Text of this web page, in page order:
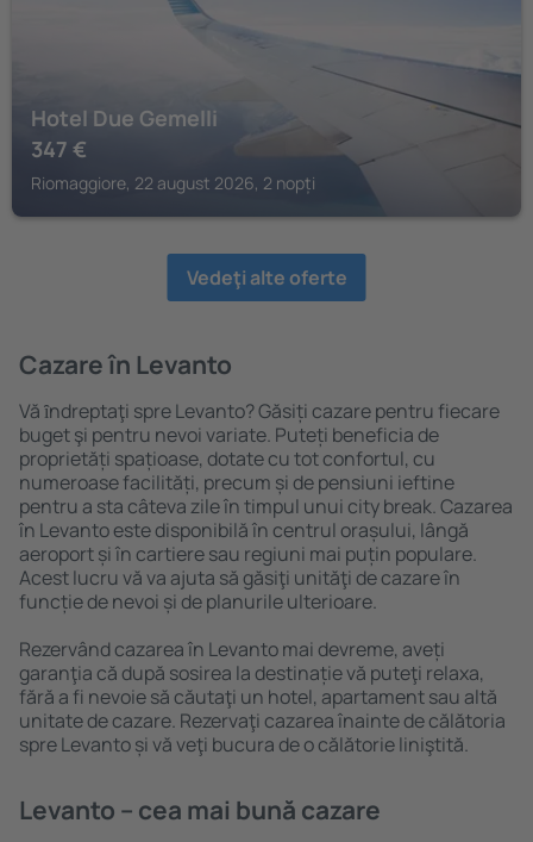
Hotel Due Gemelli
347 €
Riomaggiore, 22 august 2026, 2 nopți
Vedeţi alte oferte
Cazare în Levanto
Vă ȋndreptaţi spre Levanto? Găsiți cazare pentru fiecare
buget şi pentru nevoi variate. Puteți beneficia de
proprietăți spațioase, dotate cu tot confortul, cu
numeroase facilități, precum și de pensiuni ieftine
pentru a sta câteva zile în timpul unui city break. Cazarea
în Levanto este disponibilă în centrul orașului, lângă
aeroport și în cartiere sau regiuni mai puțin populare.
Acest lucru vă va ajuta să găsiţi unităţi de cazare în
funcție de nevoi și de planurile ulterioare.
Rezervând cazarea în Levanto mai devreme, aveți
garanţia că după sosirea la destinație vă puteţi relaxa,
fără a fi nevoie să căutaţi un hotel, apartament sau altă
unitate de cazare. Rezervaţi cazarea înainte de călătoria
spre Levanto și vă veţi bucura de o călătorie liniştită.
Levanto – cea mai bună cazare